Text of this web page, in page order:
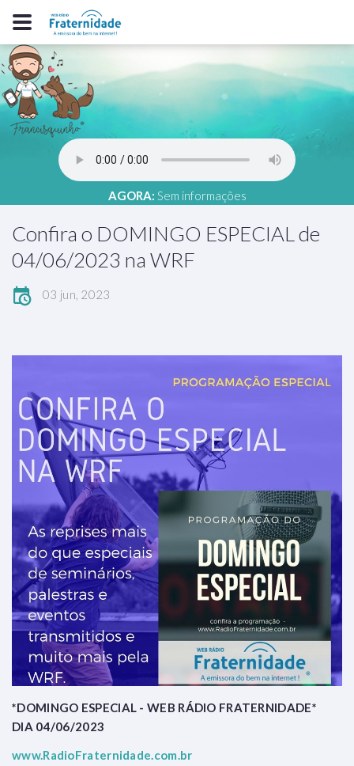
AGORA: Sem informações
Confira o DOMINGO ESPECIAL de
04/06/2023 na WRF
03 jun, 2023
*DOMINGO ESPECIAL - WEB RÁDIO FRATERNIDADE*
DIA 04/06/2023
www.RadioFraternidade.com.br